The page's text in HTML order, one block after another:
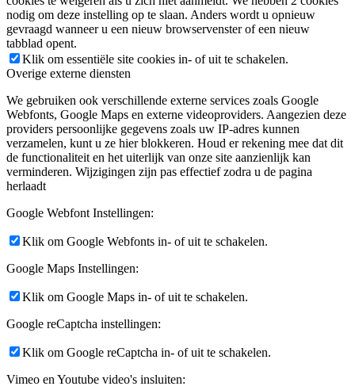
nodig om deze instelling op te slaan. Anders wordt u opnieuw
gevraagd wanneer u een nieuw browservenster of een nieuw
tabblad opent.
Klik om essentiële site cookies in- of uit te schakelen.
Overige externe diensten
We gebruiken ook verschillende externe services zoals Google
Webfonts, Google Maps en externe videoproviders. Aangezien deze
providers persoonlijke gegevens zoals uw IP-adres kunnen
verzamelen, kunt u ze hier blokkeren. Houd er rekening mee dat dit
de functionaliteit en het uiterlijk van onze site aanzienlijk kan
verminderen. Wijzigingen zijn pas effectief zodra u de pagina
herlaadt
Google Webfont Instellingen:
Klik om Google Webfonts in- of uit te schakelen.
Google Maps Instellingen:
Klik om Google Maps in- of uit te schakelen.
Google reCaptcha instellingen:
Klik om Google reCaptcha in- of uit te schakelen.
Vimeo en Youtube video's insluiten: